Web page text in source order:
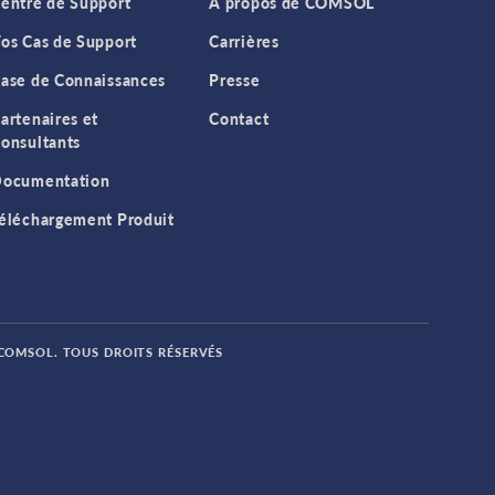
Cas de Support
de Connaissances
et
Produit
Carrières
Presse
Contact
TOUS DROITS RÉSERVÉS